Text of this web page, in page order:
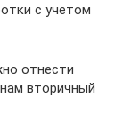
с учетом
отнести
вторичный